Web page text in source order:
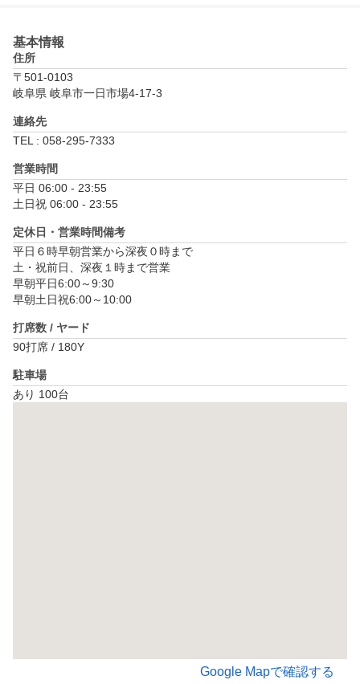
基本情報
住所
〒501-0103
岐阜県 岐阜市一日市場4-17-3
連絡先
TEL : 058-295-7333
営業時間
平日 06:00 - 23:55
土日祝 06:00 - 23:55
定休日・営業時間備考
平日６時早朝営業から深夜０時まで
土・祝前日、深夜１時まで営業
早朝平日6:00～9:30
早朝土日祝6:00～10:00
打席数 / ヤード
90打席 / 180Y
駐車場
あり 100台
Google Mapで確認する